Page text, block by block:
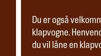
Du er også
klapvogne.
du vil låne en